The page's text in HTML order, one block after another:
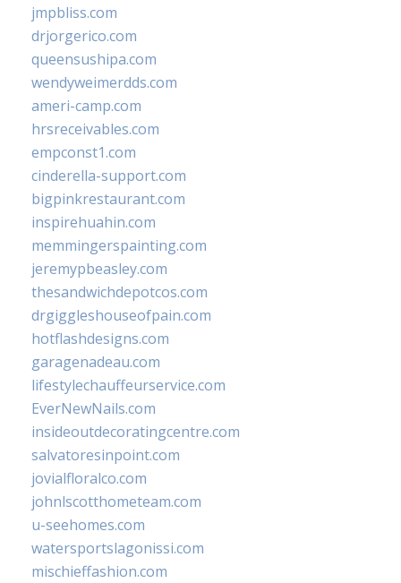
jmpbliss.com
drjorgerico.com
queensushipa.com
wendyweimerdds.com
ameri-camp.com
hrsreceivables.com
empconst1.com
cinderella-support.com
bigpinkrestaurant.com
inspirehuahin.com
memmingerspainting.com
jeremypbeasley.com
thesandwichdepotcos.com
drgiggleshouseofpain.com
hotflashdesigns.com
garagenadeau.com
lifestylechauffeurservice.com
EverNewNails.com
insideoutdecoratingcentre.com
salvatoresinpoint.com
jovialfloralco.com
johnlscotthometeam.com
u-seehomes.com
watersportslagonissi.com
mischieffashion.com